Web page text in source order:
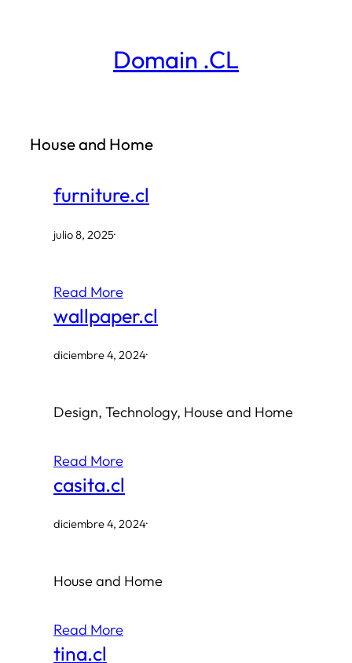
Domain .CL
House and Home
furniture.cl
julio 8, 2025·
Read More
wallpaper.cl
diciembre 4, 2024·
Design, Technology, House and Home
Read More
casita.cl
diciembre 4, 2024·
House and Home
Read More
tina.cl